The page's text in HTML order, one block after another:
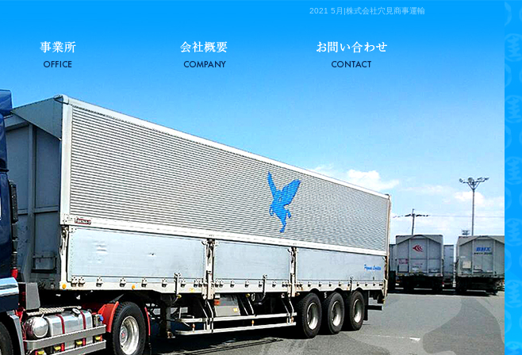
2021 5月|株式会社穴見商事運輸